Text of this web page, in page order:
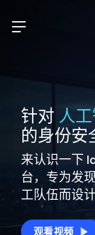
针对 人
的身份安
来认识一下
台，专为发
工队伍而设计
观看视频